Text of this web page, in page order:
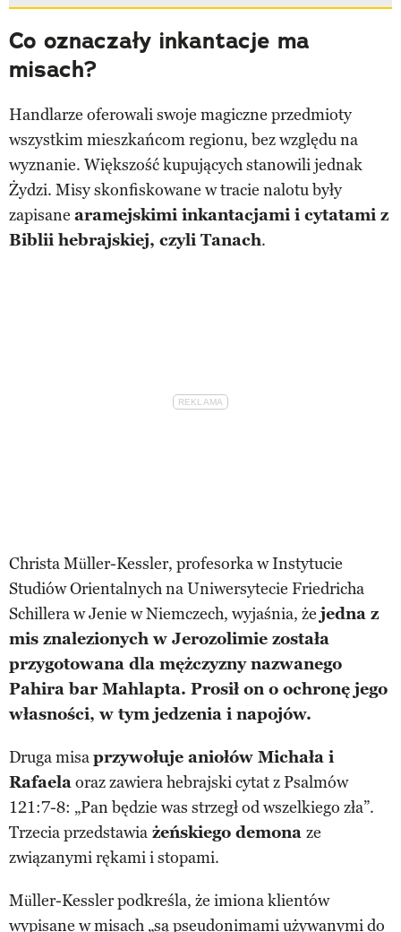
Co oznaczały inkantacje ma
misach?
Handlarze oferowali swoje magiczne przedmioty
wszystkim mieszkańcom regionu, bez względu na
wyznanie. Większość kupujących stanowili jednak
Żydzi. Misy skonfiskowane w tracie nalotu były
zapisane aramejskimi inkantacjami i cytatami z
Biblii hebrajskiej, czyli Tanach.
Christa Müller-Kessler, profesorka w Instytucie
Studiów Orientalnych na Uniwersytecie Friedricha
Schillera w Jenie w Niemczech, wyjaśnia, że jedna z
mis znalezionych w Jerozolimie została
przygotowana dla mężczyzny nazwanego
Pahira bar Mahlapta. Prosił on o ochronę jego
własności, w tym jedzenia i napojów.
Druga misaprzywołuje aniołów Michała i
Rafaelaoraz zawiera hebrajski cytat z Psalmów
121:7-8: „Pan będzie was strzegł od wszelkiego zła”.
Trzecia przedstawia żeńskiego demona ze
związanymi rękami i stopami.
Müller-Kessler podkreśla, że imiona klientów
wypisane w misach „są pseudonimami używanymi do